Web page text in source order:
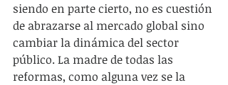
siendo en parte cierto, no es cuestión
de abrazarse al mercado global sino
cambiar la dinámica del sector
público. La madre de todas las
reformas, como alguna vez se la